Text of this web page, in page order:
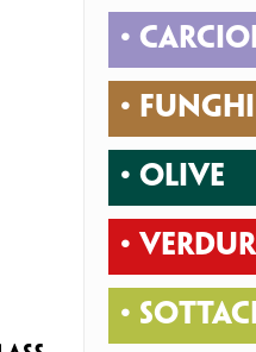
•
• FUNGHI
• OLIVE
•
•